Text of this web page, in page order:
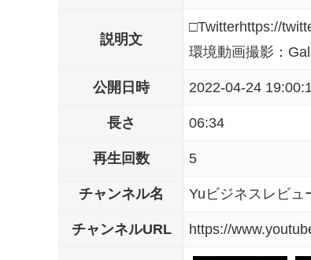
説明文
□Twitterhttps://
環境動画撮影：
公開日時 2022-04-24
長さ 06:34
再生回数 5
チャンネル名 Yuビジネスレビュ
チャンネルURL https://